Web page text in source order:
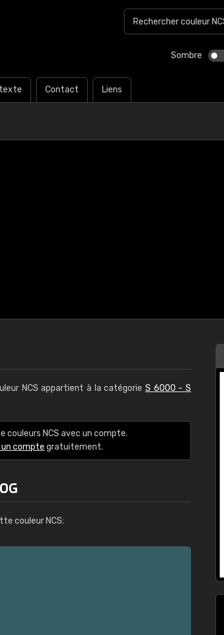
Sombre
Contact Liens
NCS appartient à la catégorieS 6000 - S
couleurs NCS avec un compte.
compte gratuitement.
couleur NCS: